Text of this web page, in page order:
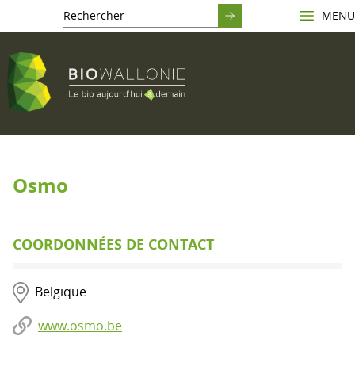
MENU
Osmo
COORDONNÉES DE CONTACT
Belgique
www.osmo.be